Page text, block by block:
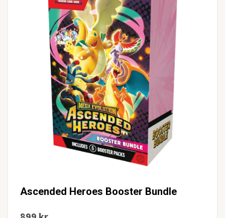
Ascended Heroes Booster Bundle